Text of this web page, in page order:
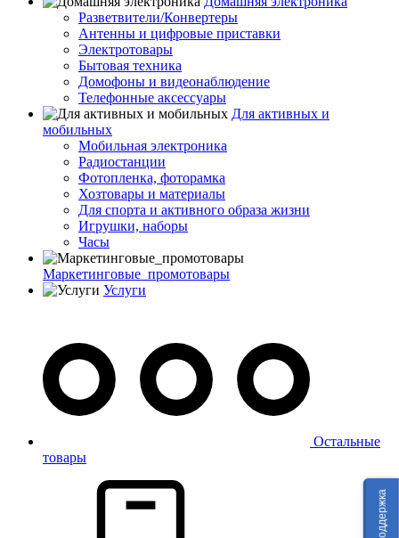
Разветвители/Конвертеры
Антенны и цифровые приставки
Электротовары
Бытовая техника
Домофоны и видеонаблюдение
Телефонные аксессуары
Для активных и
мобильных
Мобильная электроника
Радиостанции
Фотопленка, фоторамка
Хозтовары и материалы
Для спорта и активного образа жизни
Игрушки, наборы
Часы
Маркетинговые_промотовары
Услуги
Остальные
товары